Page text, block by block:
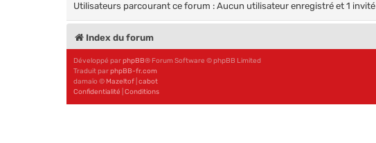
Utilisateurs parcourant ce forum : Aucun utilisateur enregistré et 1 invité
Index du forum
Développé parphpBB® Forum Software © phpBB Limited
Traduit parphpBB-fr.com
damaïo © Mazeltof cabot
Confidentialité Conditions